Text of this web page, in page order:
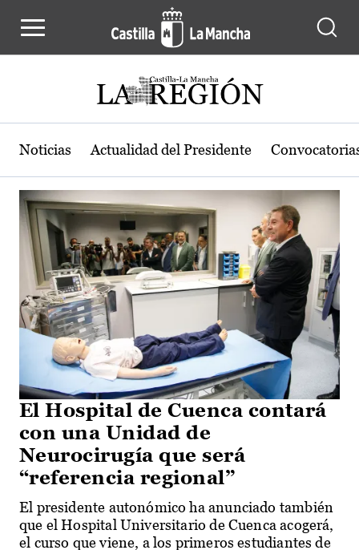
Actualidad de la región de Castilla-
Noticias Actualidad del Presidente
El Hospital de Cuenca contará
con una Unidad de
Neurocirugía que será
“referencia regional”
El presidente autonómico ha anunciado también
que el Hospital Universitario de Cuenca acogerá,
el curso que viene, a los primeros estudiantes de